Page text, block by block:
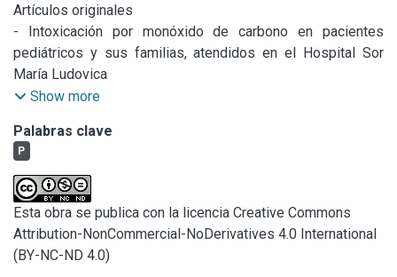
Artículos originales
- Intoxicación por monóxido de carbono en pacientes
pediátricos y sus familias, atendidos en el Hospital Sor
María Ludovica
- Resultados preliminares sobre la validez de contenido
observación del vínculo madre-bebe en lactantes con
síndrome de Down
- Estrategias de enseñanza de razonamiento clínico
mediante herramientas digitales en estudiantes de
medicina
Caso clínico
- Características clínicas de la esquizofrenia de inicio muy
Show more
Palabras clave
P
Esta obra se publica con la licencia Creative Commons
Attribution-NonCommercial-NoDerivatives 4.0 International
(BY-NC-ND 4.0)